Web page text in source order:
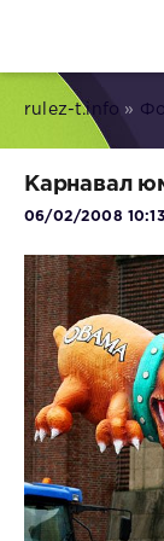
rulez-t.info »
Карнавал
06/02/2008 10:13